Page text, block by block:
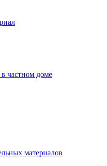
частном доме
материалов